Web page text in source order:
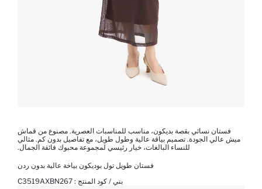
فستان نسائي بقصة بديكون، مناسب للمناسبات العصرية. مصنوع من قماش
ميش عالي الجودة. تصميم بياقة عالية وطول طويل، مع تفاصيل بدون كم. مثالي
للنساء البالغات، خيار رئيسي لمجموعة محبوك فائقة الجمال.
فستان طويل تول بوديكون بياخة عالية بدون ردن
بني / كود المنتج : C3519AXBN267